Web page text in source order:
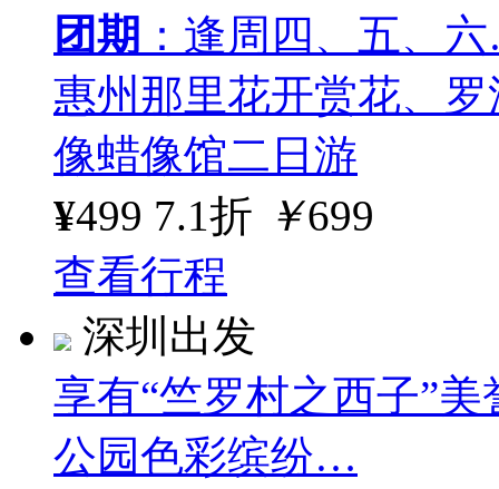
团期 ：逢周四、五、
惠州那里花开赏花、
像蜡像馆二日游
¥499 7.1折 ￥699
查看行程
深圳出发
享有“竺罗村之西子”
公园色彩缤纷…